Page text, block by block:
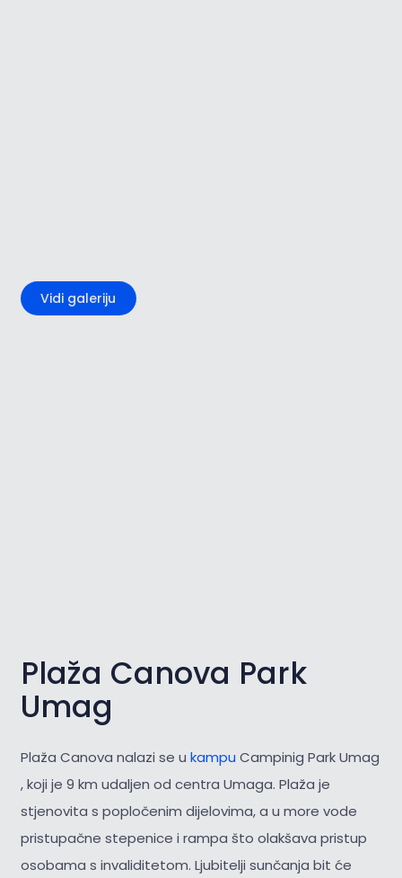
Vidi galeriju
Plaža Canova Park
Umag
Plaža Canova nalazi se u kampu Campinig Park Umag
, koji je 9 km udaljen od centra Umaga. Plaža je
stjenovita s popločenim dijelovima, a u more vode
pristupačne stepenice i rampa što olakšava pristup
osobama s invaliditetom. Ljubitelji sunčanja bit će